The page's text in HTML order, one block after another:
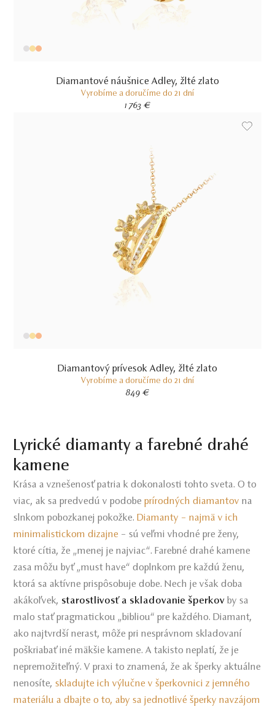
Diamantové náušnice Adley, žlté zlato
Vyrobíme a doručíme do 21 dní
1 763 €
Diamantový prívesok Adley, žlté zlato
Vyrobíme a doručíme do 21 dní
849 €
Lyrické diamanty a farebné drahé
kamene
Krása a vznešenosť patria k dokonalosti tohto sveta. O to
viac, ak sa predvedú v podobeprírodných diamantov na
slnkom pobozkanej pokožke. Diamanty – najmä v ich
minimalistickom dizajne – sú veľmi vhodné pre ženy,
ktoré cítia, že „menej je najviac“. Farebné drahé kamene
zasa môžu byť „must have“ doplnkom pre každú ženu,
ktorá sa aktívne prispôsobuje dobe. Nech je však doba
akákoľvek, starostlivosť a skladovanie šperkov by sa
malo stať pragmatickou „bibliou“ pre každého. Diamant,
ako najtvrdší nerast, môže pri nesprávnom skladovaní
poškriabať iné mäkšie kamene. A takisto neplatí, že je
nepremožiteľný. V praxi to znamená, že ak šperky aktuálne
nenosíte,skladujte ich výlučne v šperkovnici z jemného
materiálu a dbajte o to, aby sa jednotlivé šperky navzájom